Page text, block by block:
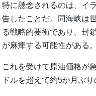
特に懸念されるのは、イ
告したことだ。同海峡は
る戦略的要衝であり、封
が麻痺する可能性がある。
これを受けて原油価格が
ドルを超えて約5か月ぶり